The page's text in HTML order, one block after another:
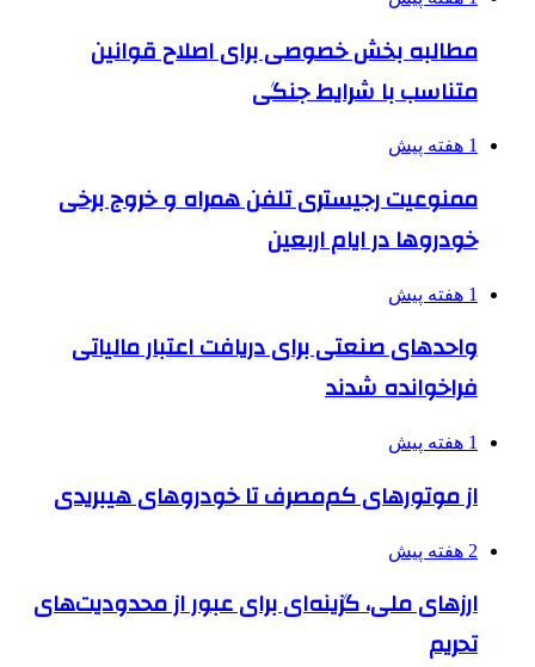
مطالبه بخش خصوصی برای اصلاح قوانین
متناسب با شرایط جنگی
1 هفته پیش
ممنوعیت رجیستری تلفن همراه و خروج برخی
خودروها در ایام اربعین
1 هفته پیش
واحدهای صنعتی برای دریافت اعتبار مالیاتی
فراخوانده شدند
1 هفته پیش
از موتورهای کم‌مصرف تا خودروهای هیبریدی
2 هفته پیش
ارزهای ملی، گزینه‌ای برای عبور از محدودیت‌های
تحریم